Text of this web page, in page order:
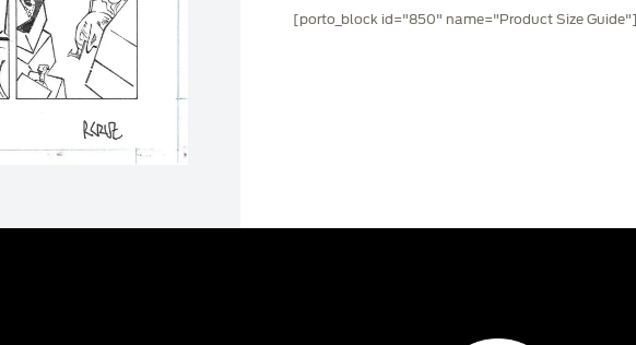
[porto_block id="850" name="Product Size Guide"]